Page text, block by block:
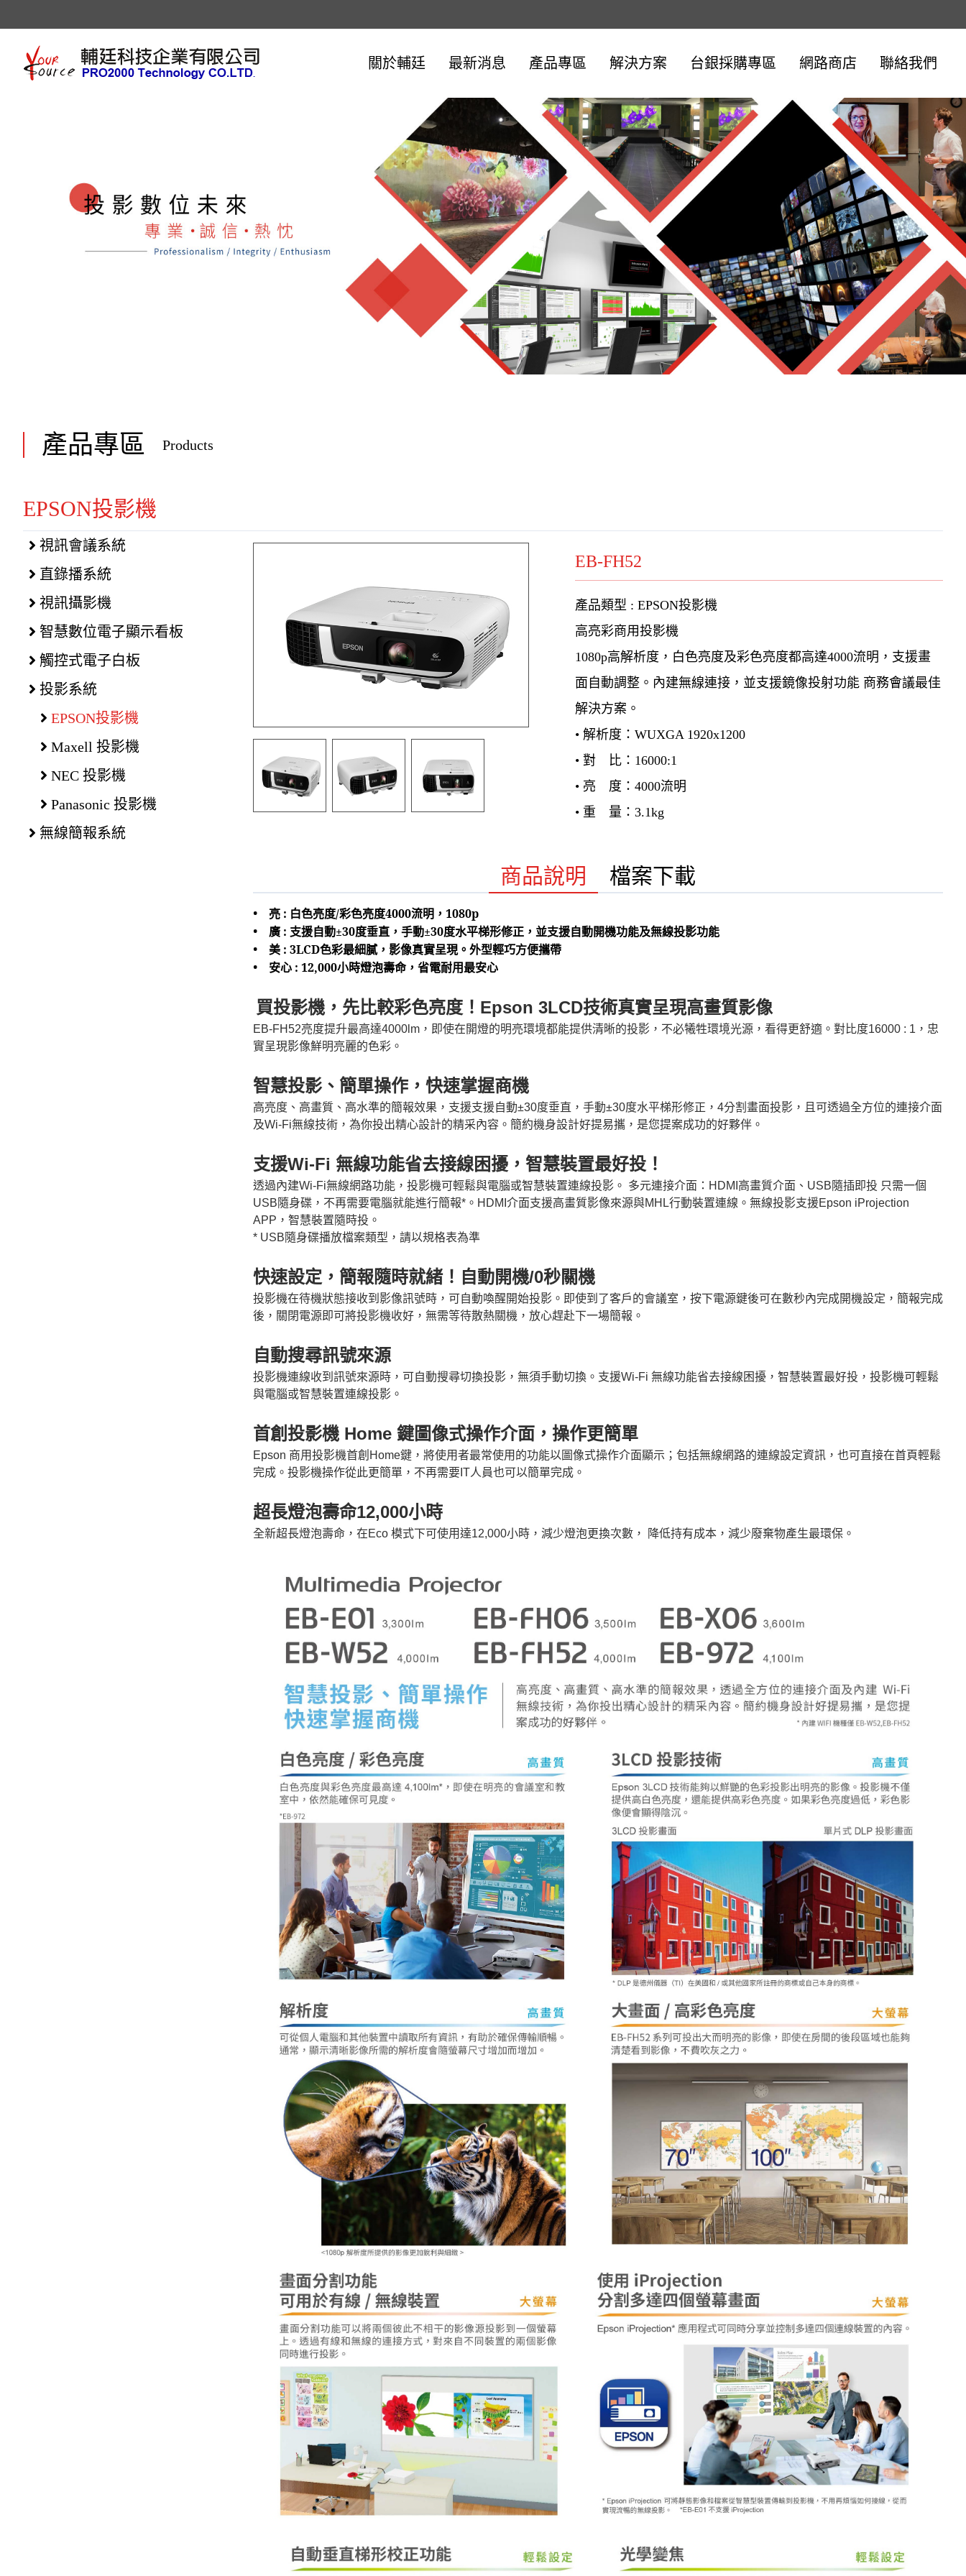
關於輔廷 最新消息 產品專區 解決方案 台銀採購專區 網路商店 聯絡我們
產品專區 Products
EPSON投影機
視訊會議系統
直錄播系統
視訊攝影機
智慧數位電子顯示看板
觸控式電子白板
投影系統
EPSON投影機
Maxell 投影機
NEC 投影機
Panasonic 投影機
無線簡報系統
EB-FH52
產品類型 : EPSON投影機
高亮彩商用投影機
1080p高解析度，白色亮度及彩色亮度都高達4000流明，支援畫
面自動調整。內建無線連接，並支援鏡像投射功能 商務會議最佳
解決方案。
• 解析度：WUXGA 1920x1200
• 對 比：16000:1
• 亮 度：4000流明
• 重 量：3.1kg
商品說明 檔案下載
• 亮 : 白色亮度/彩色亮度4000流明，1080p
• 廣 : 支援自動±30度垂直，手動±30度水平梯形修正，並支援自動開機功能及無線投影功能
• 美 : 3LCD色彩最細膩，影像真實呈現。外型輕巧方便攜帶
• 安心 : 12,000小時燈泡壽命，省電耐用最安心
買投影機，先比較彩色亮度！ Epson 3LCD技術真實呈現高畫質影像
EB-FH52亮度提升最高達4000lm ，即使在開燈的明亮環境都能提供清晰的投影，不必犧牲環境光源，看得更舒適。對比度16000 : 1 ，忠
實呈現影像鮮明亮麗的色彩。
智慧投影、簡單操作，快速掌握商機
高亮度、高畫質、高水準的簡報效果，支援支援自動±30度垂直，手動±30度水平梯形修正， 4分割畫面投影，且可透過全方位的連接介面
及Wi-Fi無線技術，為你投出精心設計的精采內容。簡約機身設計好提易攜，是您提案成功的好夥伴。
支援Wi-Fi 無線功能省去接線困擾，智慧裝置最好投！
透過內建Wi-Fi無線網路功能，投影機可輕鬆與電腦或智慧裝置連線投影。 多元連接介面： HDMI 高畫質介面、 USB隨插即投 只需一個
USB隨身碟，不再需要電腦就能進行簡報* 。 HDMI 介面支援高畫質影像來源與MHL行動裝置連線。無線投影支援Epson iProjection
APP ，智慧裝置隨時投。
* USB隨身碟播放檔案類型，請以規格表為準
快速設定，簡報隨時就緒！自動開機/0秒關機
投影機在待機狀態接收到影像訊號時，可自動喚醒開始投影。即使到了客戶的會議室，按下電源鍵後可在數秒內完成開機設定，簡報完成
後，關閉電源即可將投影機收好，無需等待散熱關機，放心趕赴下一場簡報。
自動搜尋訊號來源
投影機連線收到訊號來源時，可自動搜尋切換投影，無須手動切換。支援Wi-Fi 無線功能省去接線困擾，智慧裝置最好投，投影機可輕鬆
與電腦或智慧裝置連線投影。
首創投影機 Home 鍵圖像式操作介面，操作更簡單
Epson 商用投影機首創 Home鍵，將使用者最常使用的功能以圖像式操作介面顯示；包括無線網路的連線設定資訊，也可直接在首頁輕鬆
完成。投影機操作從此更簡單，不再需要 IT人員也可以簡單完成。
超長燈泡壽命12,000小時
全新超長燈泡壽命，在Eco 模式下可使用達12,000小時，減少燈泡更換次數， 降低持有成本，減少廢棄物產生最環保。